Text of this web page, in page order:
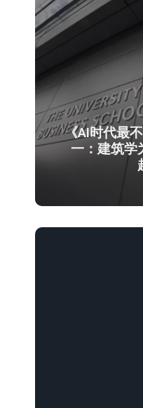
《AI时代最
一：建筑学